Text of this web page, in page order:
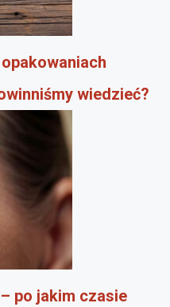
wiedzieć?
po jakim czasie